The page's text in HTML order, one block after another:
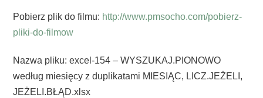
Pobierz plik do filmu: http://www.pmsocho.com/pobierz-
pliki-do-filmow
Nazwa pliku: excel-154 – WYSZUKAJ.PIONOWO
według miesięcy z duplikatami MIESIĄC, LICZ.JEŻELI,
JEŻELI.BŁĄD.xlsx